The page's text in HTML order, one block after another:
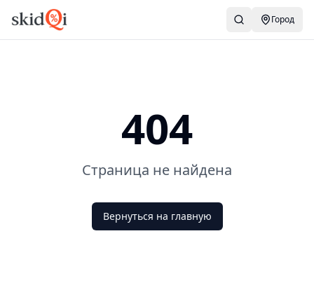
Город
404
Страница не найдена
Вернуться на главную